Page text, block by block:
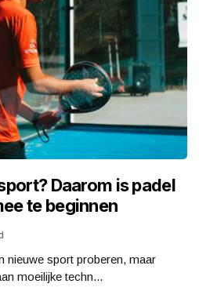
Daarom is padel
te beginnen
nieuwe sport proberen, maar
moeilijke techn...